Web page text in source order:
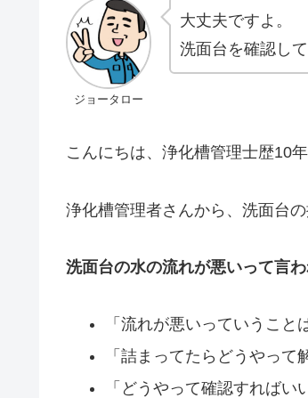
ジョータロー
大丈夫ですよ。
洗面台を確認し
こんにちは、浄化槽管理士歴10
浄化槽管理者さんから、洗面台
洗面台の水の流れが悪いって言
「流れが悪いっていうこと
「詰まってたらどうやって
「どうやって確認すればい